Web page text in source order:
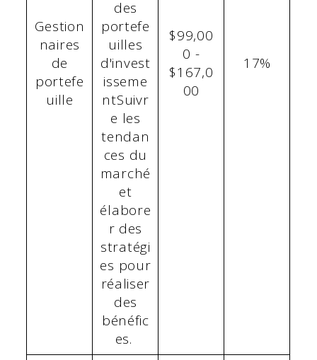
Gestion
naires
de
portefe
uille
des
portefe
uilles
d'invest
isseme
ntSuivr
e les
tendan
ces du
marché
et
élabore
r des
stratégi
es pour
réaliser
des
bénéfic
es.
$99,00
0 -
$167,0
00
17%